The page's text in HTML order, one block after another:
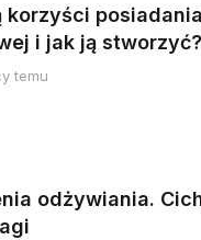
korzyści
i jak ją stworzyć?
temu
odżywiania.